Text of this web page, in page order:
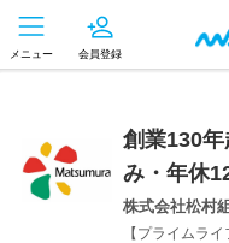
メニュー 会員登録
創業130
み・年休
株式会社松村
【プライムラ